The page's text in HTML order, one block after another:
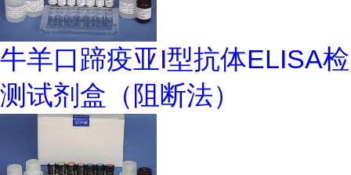
牛羊口蹄疫亚I型抗体ELISA检
测试剂盒（阻断法）